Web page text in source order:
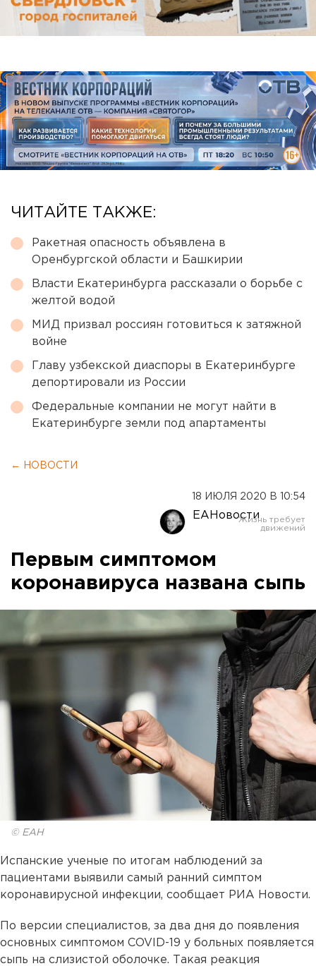
ЧИТАЙТЕ ТАКЖЕ:
Ракетная опасность объявлена в
Оренбургской области и Башкирии
Власти Екатеринбурга рассказали о борьбе с
желтой водой
МИД призвал россиян готовиться к затяжной
войне
Главу узбекской диаспоры в Екатеринбурге
депортировали из России
Федеральные компании не могут найти в
Екатеринбурге земли под апартаменты
← НОВОСТИ
18 ИЮЛЯ 2020 В 10:54
ЕАНовости
Первым симптомом
коронавируса названа сыпь
© ЕАН
Испанские ученые по итогам наблюдений за
пациентами выявили самый ранний симптом
коронавирусной инфекции, сообщает РИА Новости.
По версии специалистов, за два дня до появления
основных симптомом COVID-19 у больных появляется
сыпь на слизистой оболочке. Такая реакция